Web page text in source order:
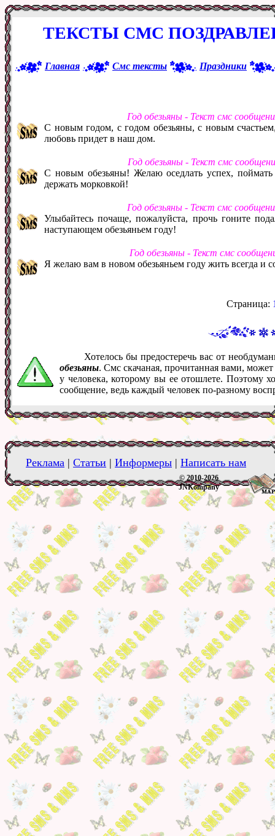
ТЕКСТЫ СМС
Главная Смс тексты Праздники
Год обезьяны - Текст смс
С новым годом, с годом обезьяны, с новым
любовь придет в наш дом.
Год обезьяны - Текст смс
С новым обезьяны! Желаю оседлать успех,
держать морковкой!
Год обезьяны - Текст смс
Улыбайтесь почаще, пожалуйста, прочь гоните
наступающем обезьяньем году!
Год обезьяны - Текст смс
Я желаю вам в новом обезьяньем году жить всегда и
Страница:
Хотелось бы предостеречь вас от
обезьяны. Смс скачаная, прочитанная вами,
у человека, которому вы ее отошлете. Поэтому
сообщение, ведь каждый человек по-разному
Реклама | Статьи | Информеры | Написать нам
© 2010-2026
JNKompany